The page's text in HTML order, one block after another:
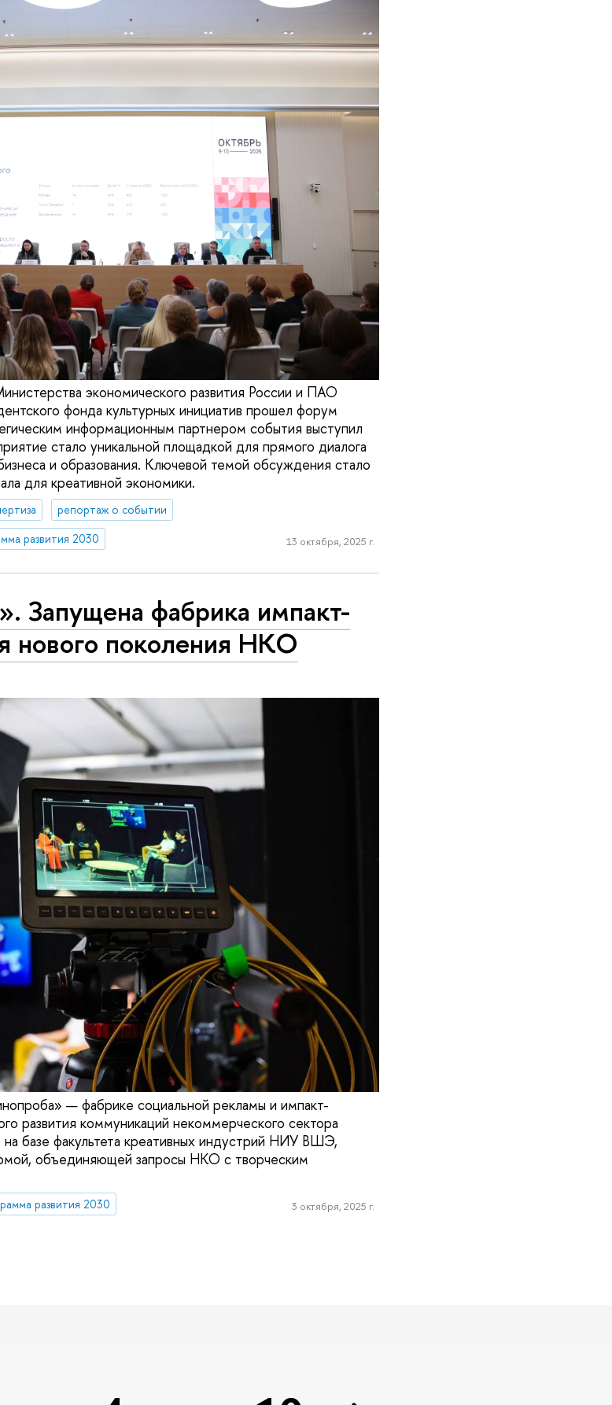
экономического развития России и ПАО
фонда культурных инициатив прошел форум
информационным партнером события выступил
стало уникальной площадкой для прямого диалога
и образования. Ключевой темой обсуждения стало
для креативной экономики.
репортаж о событии
развития 2030 13 октября, 2025 г.
Запущена фабрика импакт-
нового поколения НКО
— фабрике социальной рекламы и импакт-
развития коммуникаций некоммерческого сектора
базе факультета креативных индустрий НИУ ВШЭ,
объединяющей запросы НКО с творческим
развития 2030 3 октября, 2025 г.